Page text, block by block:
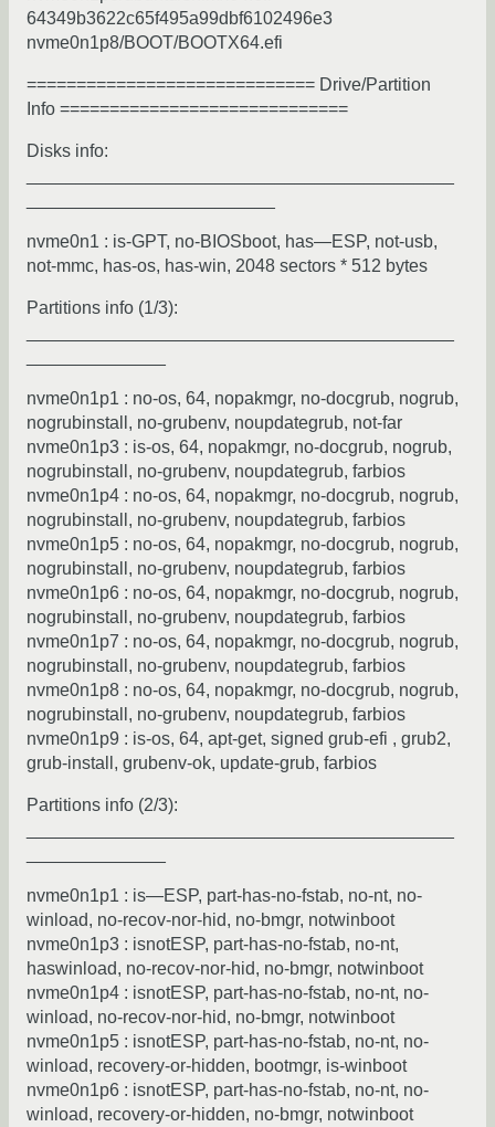
64349b3622c65f495a99dbf6102496e3
nvme0n1p8/BOOT/BOOTX64.efi
============================= Drive/Partition
Info =============================
Disks info:
nvme0n1 : is-GPT, no-BIOSboot, has—ESP, not-usb,
not-mmc, has-os, has-win, 2048 sectors * 512 bytes
Partitions info (1/3):
nvme0n1p1 : no-os, 64, nopakmgr, no-docgrub, nogrub,
nogrubinstall, no-grubenv, noupdategrub, not-far
nvme0n1p3 : is-os, 64, nopakmgr, no-docgrub, nogrub,
nogrubinstall, no-grubenv, noupdategrub, farbios
nvme0n1p4 : no-os, 64, nopakmgr, no-docgrub, nogrub,
nogrubinstall, no-grubenv, noupdategrub, farbios
nvme0n1p5 : no-os, 64, nopakmgr, no-docgrub, nogrub,
nogrubinstall, no-grubenv, noupdategrub, farbios
nvme0n1p6 : no-os, 64, nopakmgr, no-docgrub, nogrub,
nogrubinstall, no-grubenv, noupdategrub, farbios
nvme0n1p7 : no-os, 64, nopakmgr, no-docgrub, nogrub,
nogrubinstall, no-grubenv, noupdategrub, farbios
nvme0n1p8 : no-os, 64, nopakmgr, no-docgrub, nogrub,
nogrubinstall, no-grubenv, noupdategrub, farbios
nvme0n1p9 : is-os, 64, apt-get, signed grub-efi , grub2,
grub-install, grubenv-ok, update-grub, farbios
Partitions info (2/3):
nvme0n1p1 : is—ESP, part-has-no-fstab, no-nt, no-
winload, no-recov-nor-hid, no-bmgr, notwinboot
nvme0n1p3 : isnotESP, part-has-no-fstab, no-nt,
haswinload, no-recov-nor-hid, no-bmgr, notwinboot
nvme0n1p4 : isnotESP, part-has-no-fstab, no-nt, no-
winload, no-recov-nor-hid, no-bmgr, notwinboot
nvme0n1p5 : isnotESP, part-has-no-fstab, no-nt, no-
winload, recovery-or-hidden, bootmgr, is-winboot
nvme0n1p6 : isnotESP, part-has-no-fstab, no-nt, no-
winload, recovery-or-hidden, no-bmgr, notwinboot